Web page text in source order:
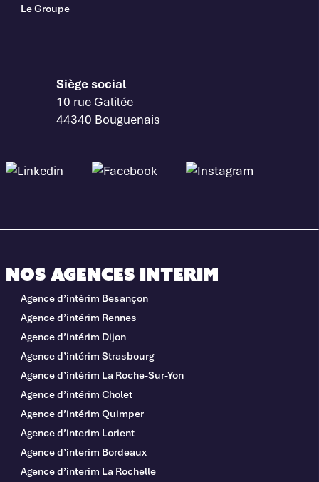
Le Groupe
Siège social
10 rue Galilée
44340 Bouguenais
Nos agences interim
Agence d’intérim Besançon
Agence d’intérim Rennes
Agence d’intérim Dijon
Agence d’intérim Strasbourg
Agence d’intérim La Roche-Sur-Yon
Agence d’intérim Cholet
Agence d’intérim Quimper
Agence d’interim Lorient
Agence d’interim Bordeaux
Agence d’interim La Rochelle